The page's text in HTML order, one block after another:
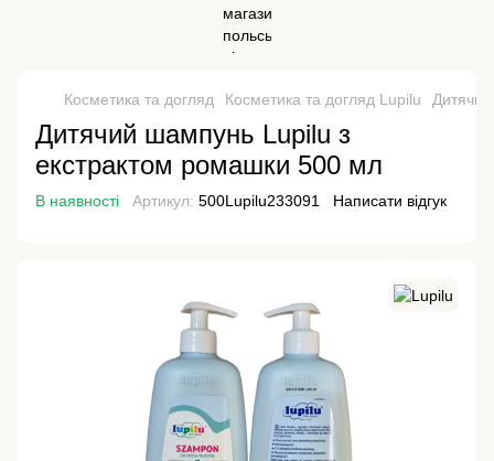
Косметика та догляд Косметика та догляд Lupilu
Дитячий шампунь Lupilu з
екстрактом ромашки 500 мл
В наявності Артикул: 500Lupilu233091 Написати відгук